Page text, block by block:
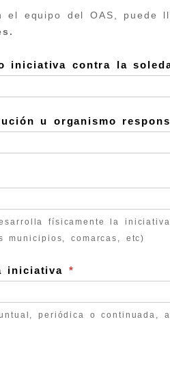
el equipo del OAS, puede
iniciativa contra la
u organismo
físicamente la
comarcas, etc)
iniciativa *
periódica o continuada,